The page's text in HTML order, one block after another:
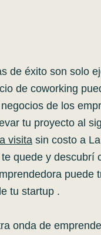
de éxito son solo
de coworking
de los
tu proyecto al
visita sin costo a
quede y descubrí
puede
tu startup .
onda de